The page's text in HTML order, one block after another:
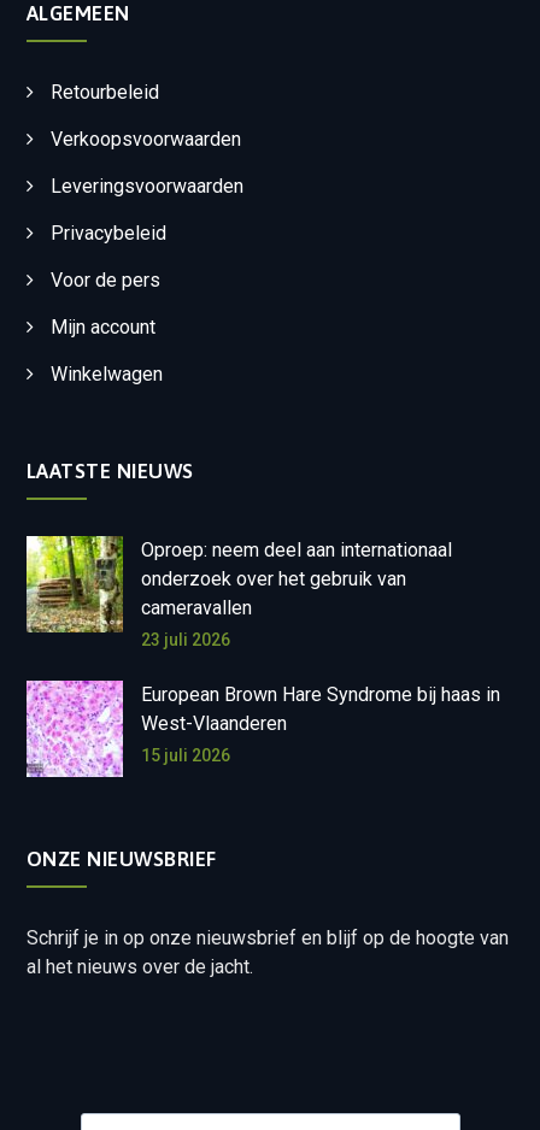
ALGEMEEN
Retourbeleid
Verkoopsvoorwaarden
Leveringsvoorwaarden
Privacybeleid
Voor de pers
Mijn account
Winkelwagen
LAATSTE NIEUWS
Oproep: neem deel aan internationaal
onderzoek over het gebruik van
cameravallen
23 juli 2026
European Brown Hare Syndrome bij haas in
West-Vlaanderen
15 juli 2026
ONZE NIEUWSBRIEF
Schrijf je in op onze nieuwsbrief en blijf op de hoogte van
al het nieuws over de jacht.